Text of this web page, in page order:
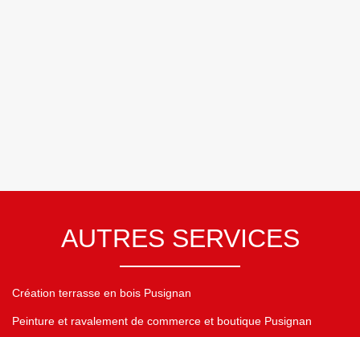
AUTRES SERVICES
Création terrasse en bois Pusignan
Peinture et ravalement de commerce et boutique Pusignan